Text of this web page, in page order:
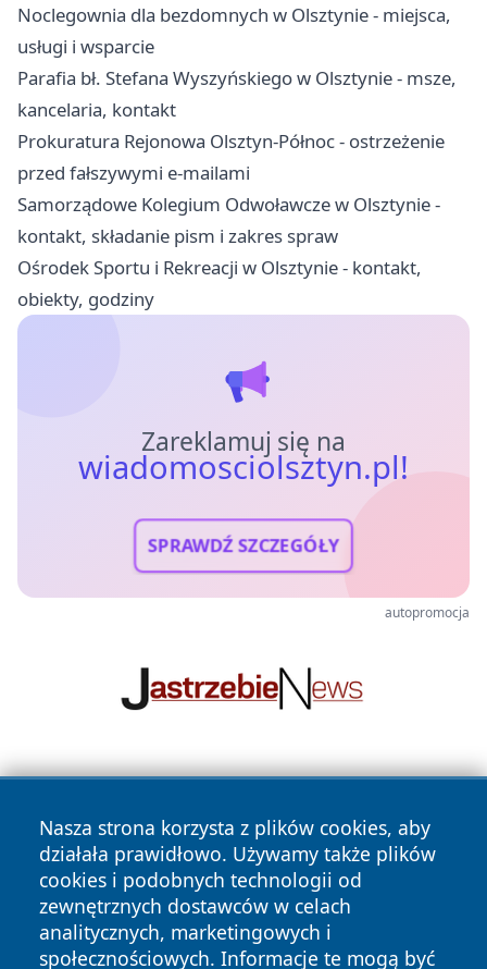
Noclegownia dla bezdomnych w Olsztynie - miejsca,
usługi i wsparcie
Parafia bł. Stefana Wyszyńskiego w Olsztynie - msze,
kancelaria, kontakt
Prokuratura Rejonowa Olsztyn-Północ - ostrzeżenie
przed fałszywymi e-mailami
Samorządowe Kolegium Odwoławcze w Olsztynie -
kontakt, składanie pism i zakres spraw
Ośrodek Sportu i Rekreacji w Olsztynie - kontakt,
obiekty, godziny
Zareklamuj się na
wiadomosciolsztyn.pl!
SPRAWDŹ SZCZEGÓŁY
autopromocja
Nasza strona korzysta z plików cookies, aby
działała prawidłowo. Używamy także plików
cookies i podobnych technologii od
zewnętrznych dostawców w celach
analitycznych, marketingowych i
społecznościowych. Informacje te mogą być
Copyright © 2026 wiadomosciolsztyn.pl Wszystkie prawa
zastrzeżone.